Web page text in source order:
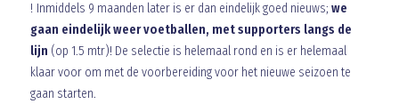
! Inmiddels 9 maanden later is er dan eindelijk goed nieuws; we
gaan eindelijk weer voetballen, met supporters langs de
lijn (op 1.5 mtr)! De selectie is helemaal rond en is er helemaal
klaar voor om met de voorbereiding voor het nieuwe seizoen te
gaan starten.